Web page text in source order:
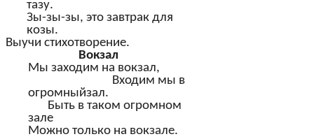
тазу.
Зы-зы-зы, это завтрак для
козы.
Выучи стихотворение.
Вокзал
Мы заходим на вокзал,
Входим мы в
огромныйзал.
Быть в таком огромном
зале
Можно только на вокзале.